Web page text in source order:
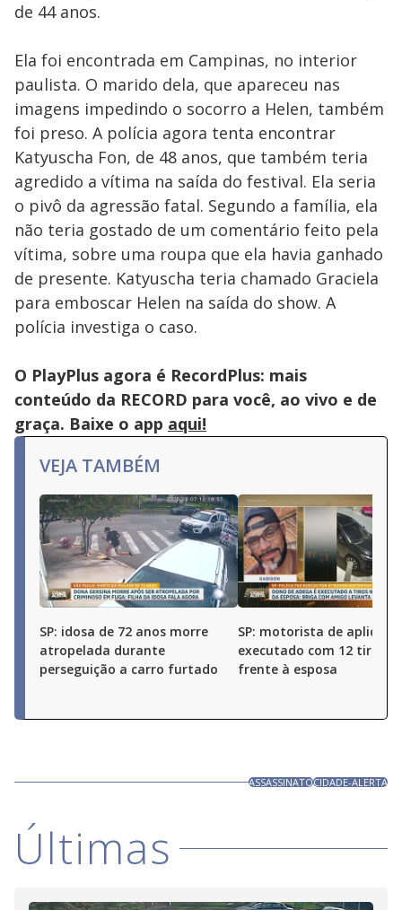
de 44 anos.
Ela foi encontrada em Campinas, no interior
paulista. O marido dela, que apareceu nas
imagens impedindo o socorro a Helen, também
foi preso. A polícia agora tenta encontrar
Katyuscha Fon, de 48 anos, que também teria
agredido a vítima na saída do festival. Ela seria
o pivô da agressão fatal. Segundo a família, ela
não teria gostado de um comentário feito pela
vítima, sobre uma roupa que ela havia ganhado
de presente. Katyuscha teria chamado Graciela
para emboscar Helen na saída do show. A
polícia investiga o caso.
O PlayPlus agora é RecordPlus: mais
conteúdo da RECORD para você, ao vivo e de
graça. Baixe o app aqui!
VEJA TAMBÉM
SP: idosa de 72 anos morre
atropelada durante
perseguição a carro furtado
SP: motorista de
executado com 12 tiros
frente à esposa
ASSASSINATOCIDADE-ALERTA
Últimas